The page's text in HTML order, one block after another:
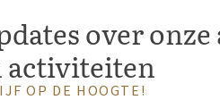
over
activiteiten
OP DE HOOGTE!